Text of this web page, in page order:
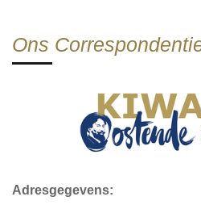
Ons
Adresgegevens: